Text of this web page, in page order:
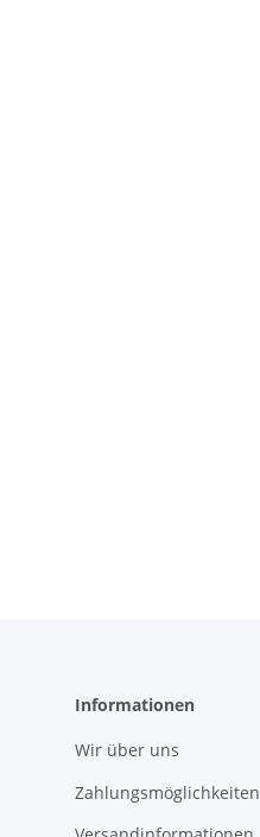
Informationen
Wir über uns
Zahlungsmöglichkeiten